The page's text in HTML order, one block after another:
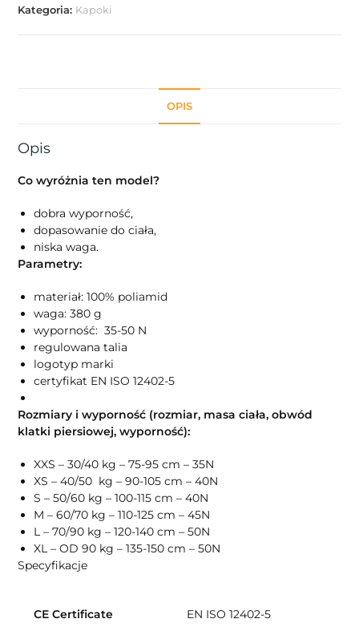
Kategoria: Kapoki
OPIS
Opis
Co wyróżnia ten model?
dobra wyporność,
dopasowanie do ciała,
niska waga.
Parametry:
materiał: 100% poliamid
waga: 380 g
wyporność: 35-50 N
regulowana talia
logotyp marki
certyfikat EN ISO 12402-5
Rozmiary i wyporność (rozmiar, masa ciała, obwód
klatki piersiowej, wyporność):
XXS – 30/40 kg – 75-95 cm – 35N
XS – 40/50 kg – 90-105 cm – 40N
S – 50/60 kg – 100-115 cm – 40N
M – 60/70 kg – 110-125 cm – 45N
L – 70/90 kg – 120-140 cm – 50N
XL – OD 90 kg – 135-150 cm – 50N
Specyfikacje
CE Certificate EN ISO 12402-5